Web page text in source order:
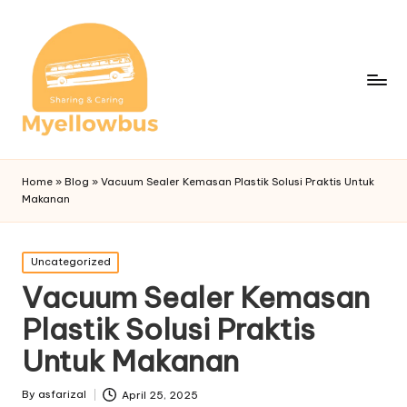
Home » Blog » Vacuum Sealer Kemasan Plastik Solusi Praktis Untuk
Makanan
Posted
in
Uncategorized
Vacuum Sealer Kemasan
Plastik Solusi Praktis
Untuk Makanan
Posted
By asfarizal April 25, 2025